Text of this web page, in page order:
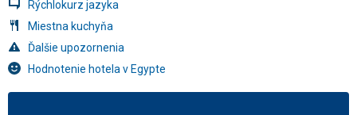
Rýchlokurz jazyka
Miestna kuchyňa
Ďalšie upozornenia
Hodnotenie hotela v Egypte